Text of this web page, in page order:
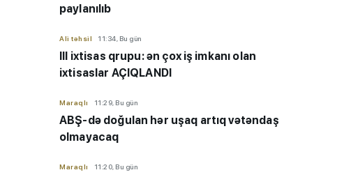
paylanılıb
Ali təhsil 11:34, Bu gün
III ixtisas qrupu: ən çox iş imkanı olan
ixtisaslar AÇIQLANDI
Maraqlı 11:29, Bu gün
ABŞ-də doğulan hər uşaq artıq vətəndaş
olmayacaq
Maraqlı 11:20, Bu gün